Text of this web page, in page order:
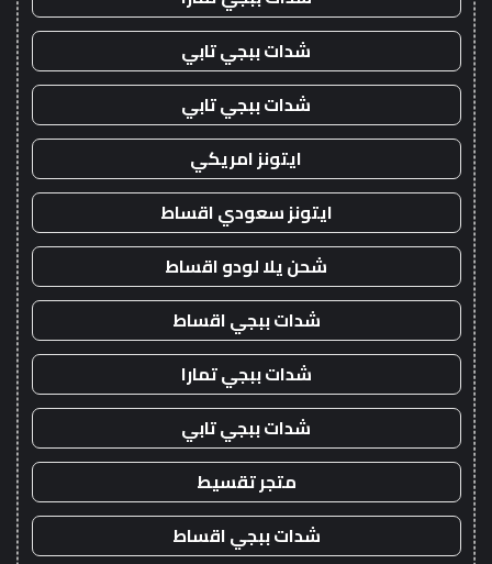
شدات ببجي تابي
شدات ببجي تابي
ايتونز امريكي
ايتونز سعودي اقساط
شحن يلا لودو اقساط
شدات ببجي اقساط
شدات ببجي تمارا
شدات ببجي تابي
متجر تقسيط
شدات ببجي اقساط